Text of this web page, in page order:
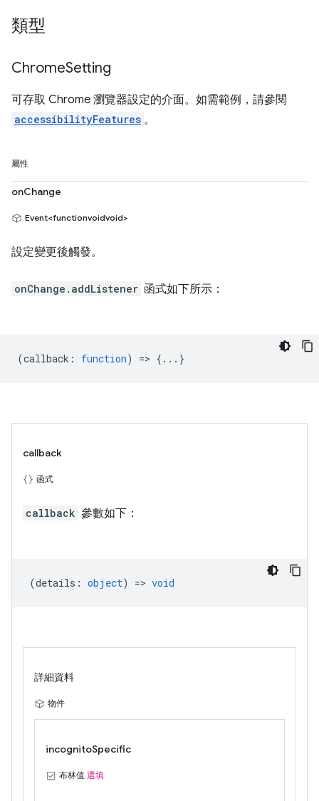
類型
ChromeSetting
可存取 Chrome 瀏覽器設定的介面。如需範例，請參閱
accessibilityFeatures 。
屬性
onChange
Event<functionvoidvoid>
設定變更後觸發。
onChange.addListener 函式如下所示：
(callback : function) => {...}
callback
函式
callback 參數如下：
(details : object) => void
詳細資料
物件
incognitoSpecific
布林值 選填